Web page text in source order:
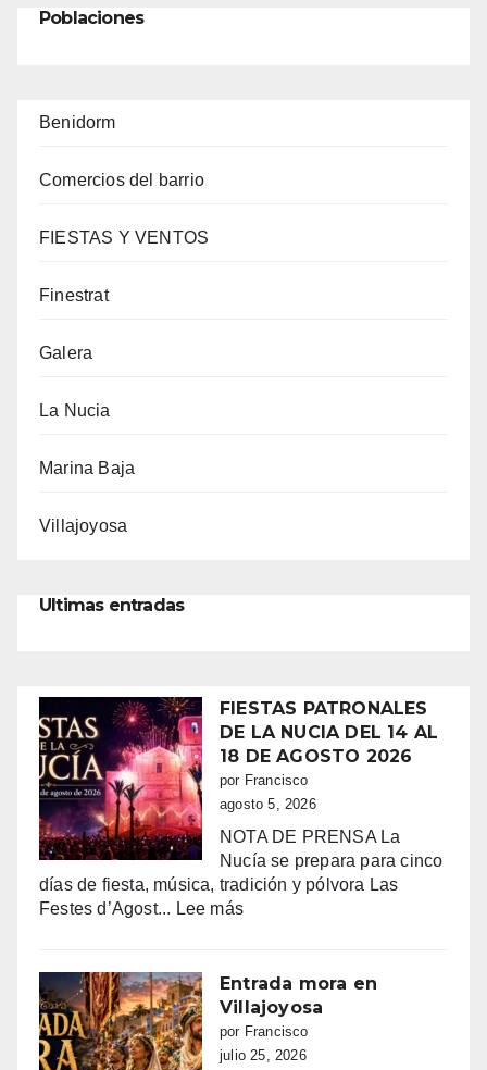
Poblaciones
Benidorm
Comercios del barrio
FIESTAS Y VENTOS
Finestrat
Galera
La Nucia
Marina Baja
Villajoyosa
Ultimas entradas
FIESTAS PATRONALES
DE LA NUCIA DEL 14 AL
18 DE AGOSTO 2026
por Francisco
agosto 5, 2026
NOTA DE PRENSA La
Nucía se prepara para cinco
días de fiesta, música, tradición y pólvora Las
Festes d’Agost... Lee más:
DE
LA
NUCIA
DEL
Entrada mora en
Villajoyosa
por Francisco
julio 25, 2026